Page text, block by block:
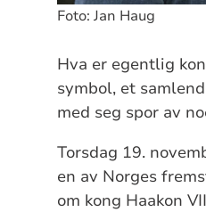
Foto: Jan Haug
Hva er egentlig
symbol, et
med seg spor av
Torsdag 19.
en av Norges
om kong Haakon